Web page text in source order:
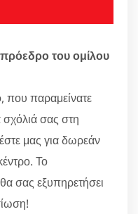
του ομίλου
που παραμείνατε
σχόλιά σας στη
μας για δωρεάν
Το
σας εξυπηρετήσει